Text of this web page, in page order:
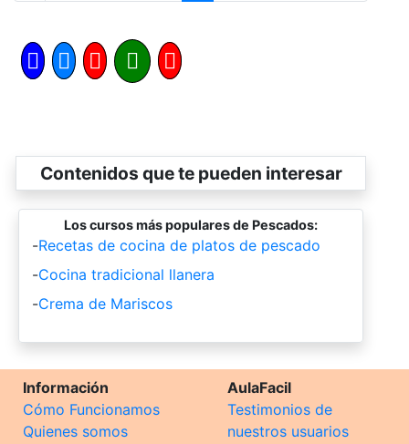
Contenidos que te pueden interesar
Los cursos más populares de Pescados:
-Recetas de cocina de platos de pescado
-Cocina tradicional llanera
-Crema de Mariscos
Información
Cómo Funcionamos
Quienes somos
AulaFacil
Testimonios de
nuestros usuarios